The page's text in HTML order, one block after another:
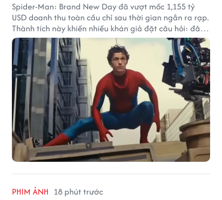
Spider-Man: Brand New Day đã vượt mốc 1,155 tỷ
USD doanh thu toàn cầu chỉ sau thời gian ngắn ra rạp.
Thành tích này khiến nhiều khán giả đặt câu hỏi: đâu
sẽ là cột mốc tiếp theo của Người Nhện?
PHIM ẢNH 18 phút trước